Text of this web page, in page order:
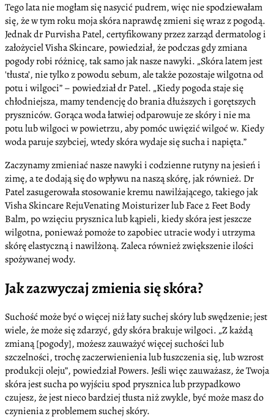
Tego lata nie mogłam się nasycić pudrem, więc nie spodziewałam
się, że w tym roku moja skóra naprawdę zmieni się wraz z pogodą.
Jednak dr Purvisha Patel, certyfikowany przez zarząd dermatolog i
założyciel Visha Skincare, powiedział, że podczas gdy zmiana
pogody robi różnicę, tak samo jak nasze nawyki. „Skóra latem jest
'tłusta’, nie tylko z powodu sebum, ale także pozostaje wilgotna od
potu i wilgoci” – powiedział dr Patel. „Kiedy pogoda staje się
chłodniejsza, mamy tendencję do brania dłuższych i gorętszych
pryszniców. Gorąca woda łatwiej odparowuje ze skóry i nie ma
potu lub wilgoci w powietrzu, aby pomóc uwięzić wilgoć w. Kiedy
woda paruje szybciej, wtedy skóra wydaje się sucha i napięta.”
Zaczynamy zmieniać nasze nawyki i codzienne rutyny na jesień i
zimę, a te dodają się do wpływu na naszą skórę, jak również. Dr
Patel zasugerowała stosowanie kremu nawilżającego, takiego jak
Visha Skincare RejuVenating Moisturizer lub Face 2 Feet Body
Balm, po wzięciu prysznica lub kąpieli, kiedy skóra jest jeszcze
wilgotna, ponieważ pomoże to zapobiec utracie wody i utrzyma
skórę elastyczną i nawilżoną. Zaleca również zwiększenie ilości
spożywanej wody.
Jak zazwyczaj zmienia się skóra?
Suchość może być o więcej niż łaty suchej skóry lub swędzenie; jest
wiele, że może się zdarzyć, gdy skóra brakuje wilgoci. „Z każdą
zmianą [pogody], możesz zauważyć więcej suchości lub
szczelności, trochę zaczerwienienia lub łuszczenia się, lub wzrost
produkcji oleju”, powiedział Powers. Jeśli więc zauważasz, że Twoja
skóra jest sucha po wyjściu spod prysznica lub przypadkowo
czujesz, że jest nieco bardziej tłusta niż zwykle, być może masz do
czynienia z problemem suchej skóry.